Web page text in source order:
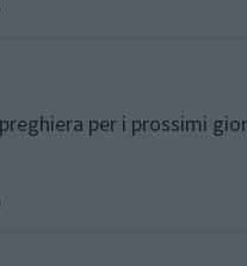
per i prossimi